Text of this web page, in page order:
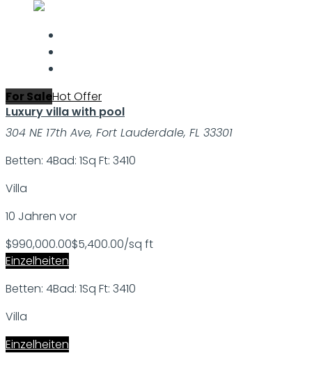
For SaleHot Offer
Luxury villa with pool
304 NE 17th Ave, Fort Lauderdale, FL 33301
Betten: 4Bad: 1Sq Ft: 3410
Villa
10 Jahren vor
$990,000.00$5,400.00/sq ft
Einzelheiten
Betten: 4Bad: 1Sq Ft: 3410
Villa
Einzelheiten